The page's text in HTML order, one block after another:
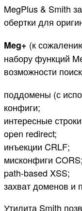
MegPlus & Smith
обертки для
Meg+ (к
набору функций
возможности
поддомены (с
конфиги;
интересные
open redirect;
инъекции CRLF;
мисконфиги CORS;
path-based XSS;
захват доменов и
Утилита Smith